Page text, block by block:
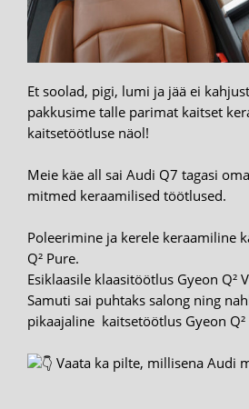
Et soolad, pigi, lumi ja jää ei
pakkusime talle parimat kaitset
kaitsetöötluse näol!
Meie käe all sai Audi Q7 tagasi
mitmed keraamilised töötlused.
Poleerimine ja kerele keraamiline
Q² Pure.
Esiklaasile klaasitöötlus Gyeon Q²
Samuti sai puhtaks salong ning
pikaajaline kaitsetöötlus Gyeon Q²
Vaata ka pilte, millisena Audi